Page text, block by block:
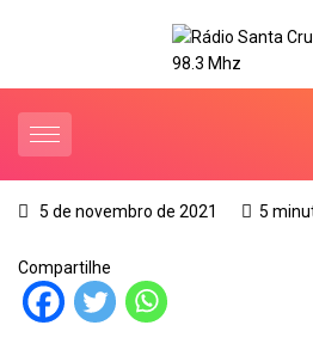
5 de novembro de 2021 5
Compartilhe